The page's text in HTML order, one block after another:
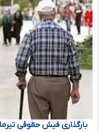
بارگذاری فیش حقوقی